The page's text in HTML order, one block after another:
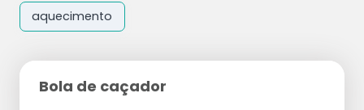
aquecimento
Bola de caçador